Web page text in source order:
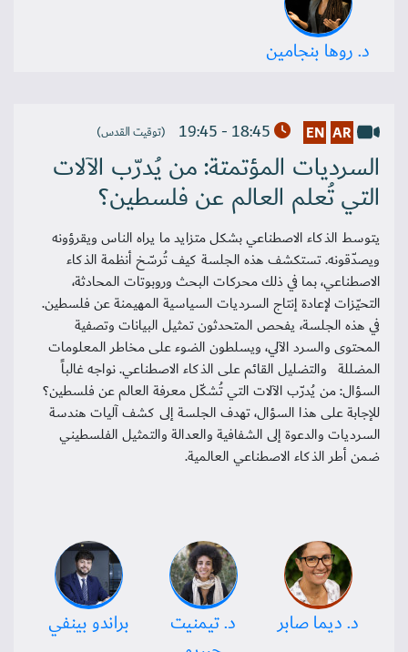
د. روها بنجامين
AR
EN
18:45 - 19:45 (توقيت القدس)
السرديات المؤتمتة: من يُدرّب الآلات
التي تُعلم العالم عن فلسطين؟
يتوسط الذكاء الاصطناعي بشكل متزايد ما يراه الناس ويقرؤونه
ويصدّقونه. تستكشف هذه الجلسة كيف تُرسّخ أنظمة الذكاء
الاصطناعي، بما في ذلك محركات البحث وروبوتات المحادثة،
التحيّزات لإعادة إنتاج السرديات السياسية المهيمنة عن فلسطين.
في هذه الجلسة، يفحص المتحدثون تمثيل البيانات وتصفية
المحتوى والسرد الآلي، ويسلطون الضوء على مخاطر المعلومات
المضللة والتضليل القائم على الذكاء الاصطناعي. نواجه غالباً
السؤال: من يُدرّب الآلات التي تُشكّل معرفة العالم عن فلسطين؟
للإجابة على هذا السؤال، تهدف الجلسة إلى كشف آليات هندسة
السرديات والدعوة إلى الشفافية والعدالة والتمثيل الفلسطيني
ضمن أطر الذكاء الاصطناعي العالمية.
د. ديما صابر
د. تيمنيت
براندو بينفي